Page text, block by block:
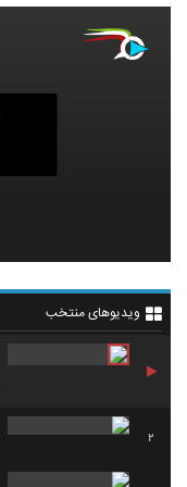
ویدیوهای منتخب
2